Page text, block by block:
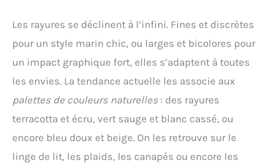
Les rayures se déclinent à l’infini. Fines et discrètes
pour un style marin chic, ou larges et bicolores pour
un impact graphique fort, elles s’adaptent à toutes
les envies. La tendance actuelle les associe aux
palettes de couleurs naturelles : des rayures
terracotta et écru, vert sauge et blanc cassé, ou
encore bleu doux et beige. On les retrouve sur le
linge de lit, les plaids, les canapés ou encore les